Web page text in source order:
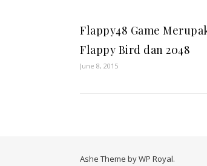
Flappy48 Game
Flappy Bird dan 2048
June 8, 2015
Ashe Theme byWP Royal.